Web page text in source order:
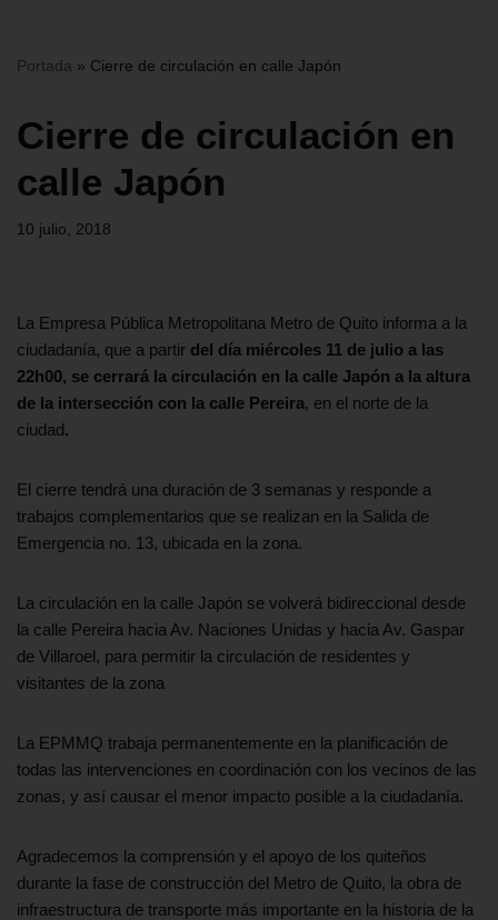
Portada » Cierre de circulación en calle Japón
Cierre de circulación en
calle Japón
10 julio, 2018
La Empresa Pública Metropolitana Metro de Quito informa a la
ciudadanía, que a partir del día miércoles 11 de julio a las
22h00, se cerrará la circulación en la calle Japón a la altura
de la intersección con la calle Pereira, en el norte de la
ciudad.
El cierre tendrá una duración de 3 semanas y responde a
trabajos complementarios que se realizan en la Salida de
Emergencia no. 13, ubicada en la zona.
La circulación en la calle Japón se volverá bidireccional desde
la calle Pereira hacia Av. Naciones Unidas y hacia Av. Gaspar
de Villaroel, para permitir la circulación de residentes y
visitantes de la zona
La EPMMQ trabaja permanentemente en la planificación de
todas las intervenciones en coordinación con los vecinos de las
zonas, y así causar el menor impacto posible a la ciudadanía.
Agradecemos la comprensión y el apoyo de los quiteños
durante la fase de construcción del Metro de Quito, la obra de
infraestructura de transporte más importante en la historia de la